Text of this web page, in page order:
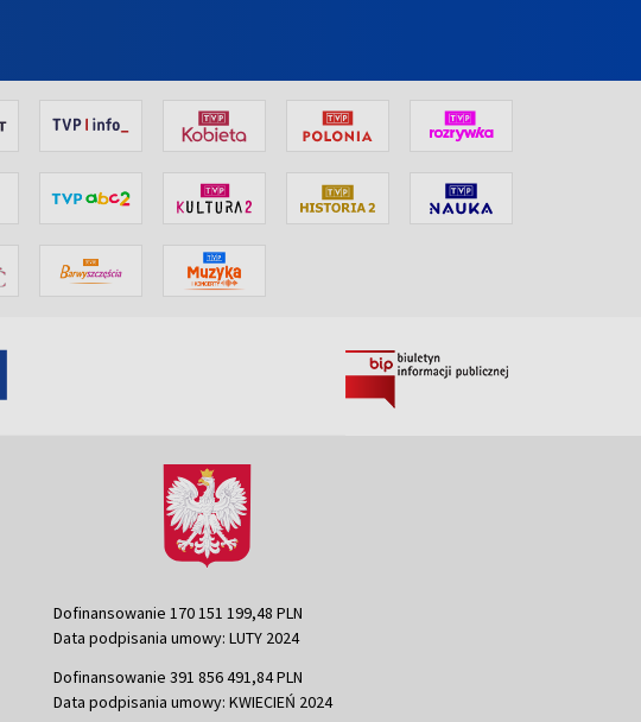
Dofinansowanie 170 151 199,48 PLN
Data podpisania umowy: LUTY 2024
Dofinansowanie 391 856 491,84 PLN
Data podpisania umowy: KWIECIEŃ 2024